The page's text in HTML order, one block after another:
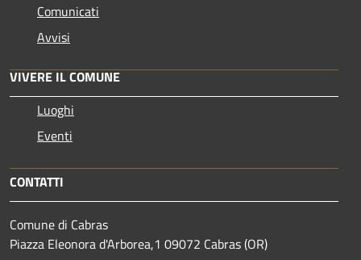
Comunicati
Avvisi
VIVERE IL COMUNE
Luoghi
Eventi
CONTATTI
Comune di Cabras
Piazza Eleonora d'Arborea,1 09072 Cabras (OR)